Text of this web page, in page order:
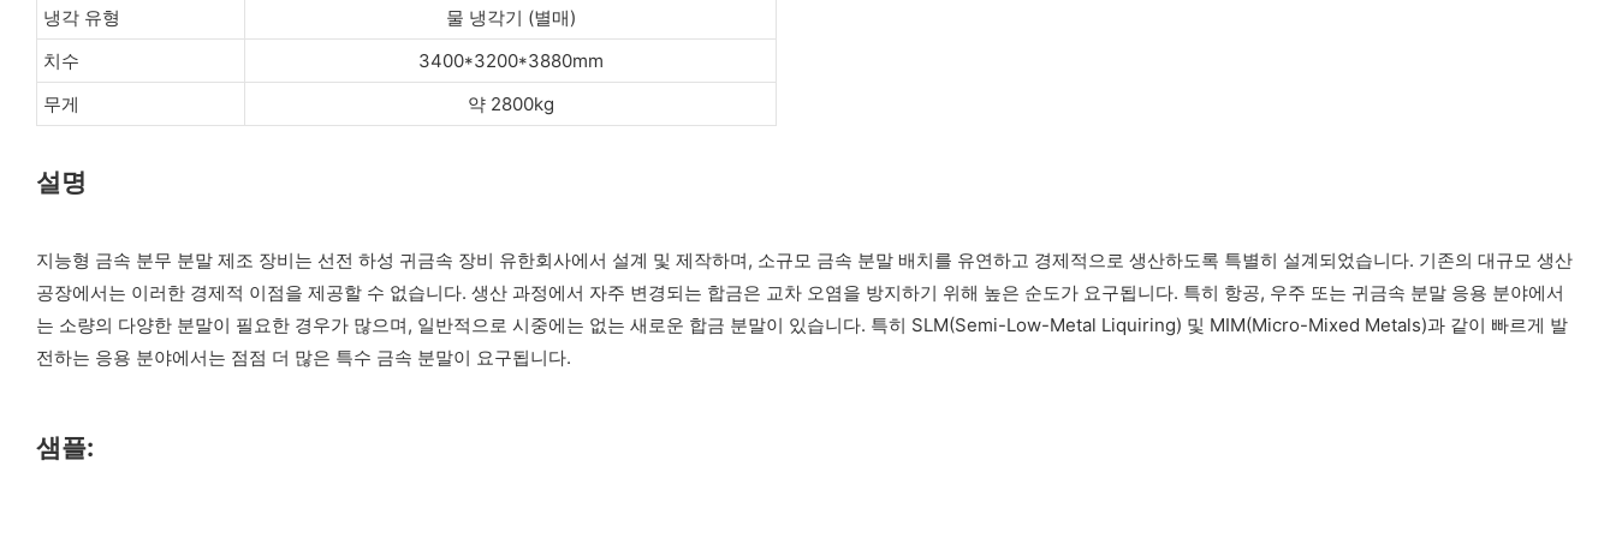
냉각 유형
물 냉각기 (별매)
치수
3400*3200*3880mm
무게
약 2800kg
설명
지능형 금속 분무 분말 제조 장비는 선전 하성 귀금속 장비 유한회사에서 설계 및 제작하며, 소규모 금속 분말 배치를 유연하고 경제적으로 생산하도록 특별히 설계되었습니다. 기존의 대규모 생산
공장에서는 이러한 경제적 이점을 제공할 수 없습니다. 생산 과정에서 자주 변경되는 합금은 교차 오염을 방지하기 위해 높은 순도가 요구됩니다. 특히 항공, 우주 또는 귀금속 분말 응용 분야에서
는 소량의 다양한 분말이 필요한 경우가 많으며, 일반적으로 시중에는 없는 새로운 합금 분말이 있습니다. 특히 SLM(Semi-Low-Metal Liquiring) 및 MIM(Micro-Mixed Metals)과 같이 빠르게 발
전하는 응용 분야에서는 점점 더 많은 특수 금속 분말이 요구됩니다.
샘플: